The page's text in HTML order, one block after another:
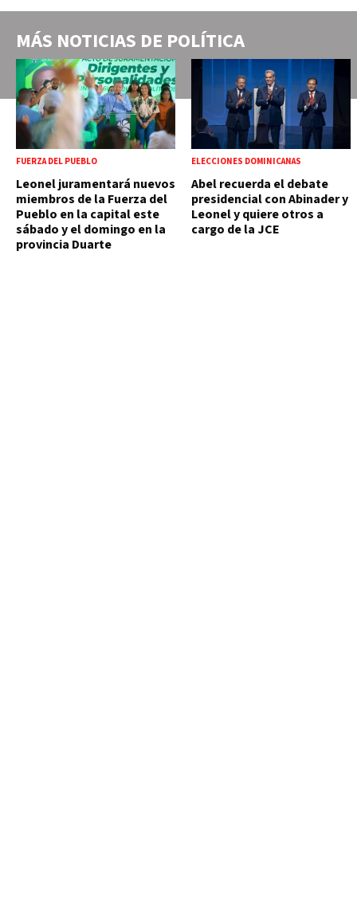
MÁS NOTICIAS DE POLÍTICA
FUERZA DEL PUEBLO
Leonel juramentará nuevos
miembros de la Fuerza del
Pueblo en la capital este
sábado y el domingo en la
provincia Duarte
ELECCIONES DOMINICANAS
Abel recuerda el debate
presidencial con Abinader y
Leonel y quiere otros a
cargo de la JCE